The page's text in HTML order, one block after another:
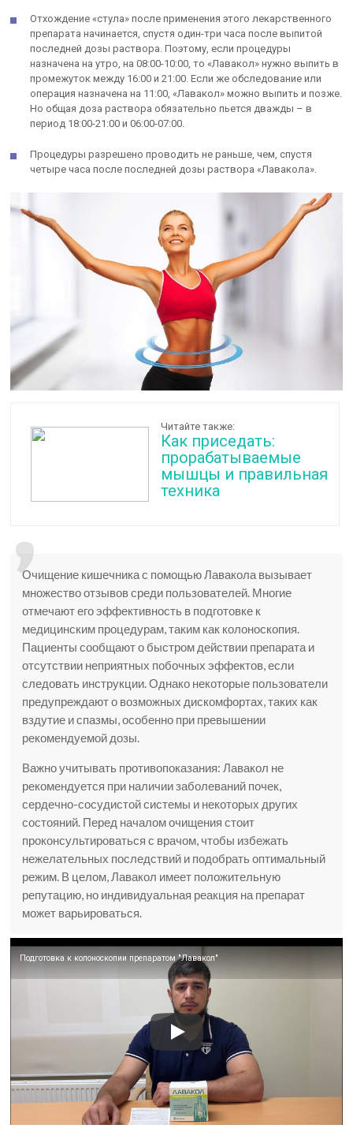
Отхождение «стула» после применения этого лекарственного
препарата начинается, спустя один-три часа после выпитой
последней дозы раствора. Поэтому, если процедуры
назначена на утро, на 08:00-10:00, то «Лавакол» нужно выпить в
промежуток между 16:00 и 21:00. Если же обследование или
операция назначена на 11:00, «Лавакол» можно выпить и позже.
Но общая доза раствора обязательно пьется дважды – в
период 18:00-21:00 и 06:00-07:00.
Процедуры разрешено проводить не раньше, чем, спустя
четыре часа после последней дозы раствора «Лавакола».
Читайте также:
Как приседать:
прорабатываемые
мышцы и правильная
техника
Очищение кишечника с помощью Лавакола вызывает
множество отзывов среди пользователей. Многие
отмечают его эффективность в подготовке к
медицинским процедурам, таким как колоноскопия.
Пациенты сообщают о быстром действии препарата и
отсутствии неприятных побочных эффектов, если
следовать инструкции. Однако некоторые пользователи
предупреждают о возможных дискомфортах, таких как
вздутие и спазмы, особенно при превышении
рекомендуемой дозы.
Важно учитывать противопоказания: Лавакол не
рекомендуется при наличии заболеваний почек,
сердечно-сосудистой системы и некоторых других
состояний. Перед началом очищения стоит
проконсультироваться с врачом, чтобы избежать
нежелательных последствий и подобрать оптимальный
режим. В целом, Лавакол имеет положительную
репутацию, но индивидуальная реакция на препарат
может варьироваться.
Подготовка к колоноскопии препаратом "Лавакол"